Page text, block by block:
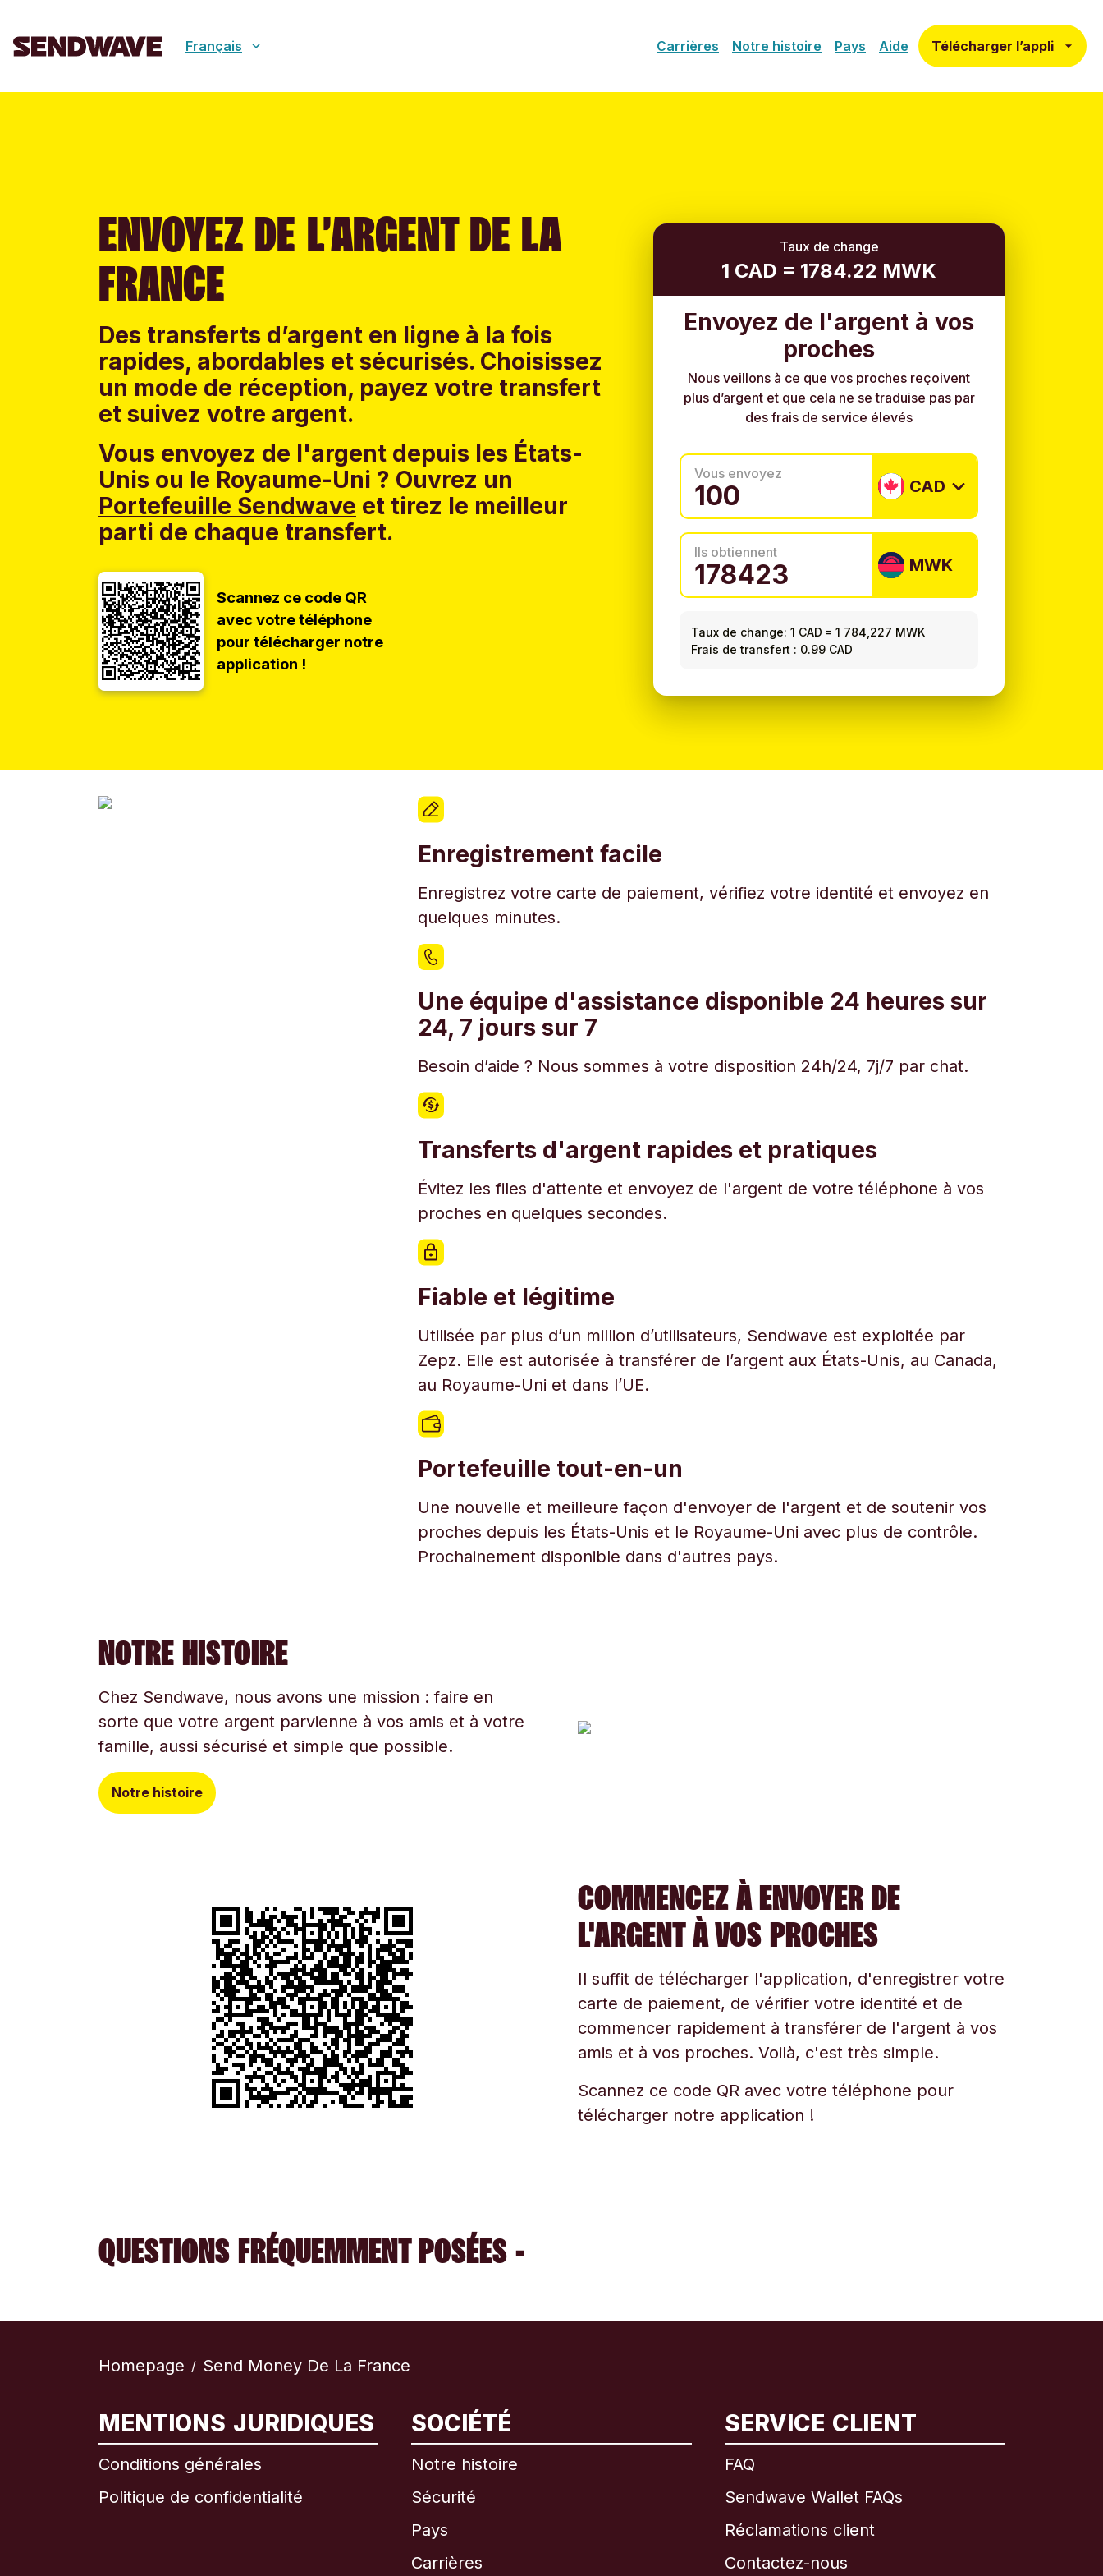
Français Carrières Notre histoire Pays Aide Télécharger l’appli
ENVOYEZ DE L’ARGENT DE LA
FRANCE
Des transferts d’argent en ligne à la fois
rapides, abordables et sécurisés. Choisissez
un mode de réception, payez votre transfert
et suivez votre argent.
Vous envoyez de l'argent depuis les États-
Unis ou le Royaume-Uni ? Ouvrez un
Portefeuille Sendwave et tirez le meilleur
parti de chaque transfert.
Scannez ce code QR
avec votre téléphone
pour télécharger notre
application !
Taux de change
1 CAD = 1784.22 MWK
Envoyez de l'argent à vos
proches
Nous veillons à ce que vos proches reçoivent
plus d’argent et que cela ne se traduise pas par
des frais de service élevés
Vous envoyez
CAD
Ils obtiennent
MWK
Taux de change: 1 CAD =1 784,227 MWK
Frais de transfert : 0.99 CAD
Enregistrement facile
Enregistrez votre carte de paiement, vérifiez votre identité et envoyez en
quelques minutes.
Une équipe d'assistance disponible 24 heures sur
24, 7 jours sur 7
Besoin d’aide ? Nous sommes à votre disposition 24h/24, 7j/7 par chat.
Transferts d'argent rapides et pratiques
Évitez les files d'attente et envoyez de l'argent de votre téléphone à vos
proches en quelques secondes.
Fiable et légitime
Utilisée par plus d’un million d’utilisateurs, Sendwave est exploitée par
Zepz. Elle est autorisée à transférer de l’argent aux États-Unis, au Canada,
au Royaume-Uni et dans l’UE.
Portefeuille tout-en-un
Une nouvelle et meilleure façon d'envoyer de l'argent et de soutenir vos
proches depuis les États-Unis et le Royaume-Uni avec plus de contrôle.
Prochainement disponible dans d'autres pays.
NOTRE HISTOIRE
Chez Sendwave, nous avons une mission : faire en
sorte que votre argent parvienne à vos amis et à votre
famille, aussi sécurisé et simple que possible.
Notre histoire
COMMENCEZ À ENVOYER DE
L'ARGENT À VOS PROCHES
Il suffit de télécharger l'application, d'enregistrer votre
carte de paiement, de vérifier votre identité et de
commencer rapidement à transférer de l'argent à vos
amis et à vos proches. Voilà, c'est très simple.
Scannez ce code QR avec votre téléphone pour
télécharger notre application !
QUESTIONS FRÉQUEMMENT POSÉES -
Homepage / Send Money De La France
MENTIONS JURIDIQUES
Conditions générales
Politique de confidentialité
SOCIÉTÉ
Notre histoire
Sécurité
Pays
Carrières
SERVICE CLIENT
FAQ
Sendwave Wallet FAQs
Réclamations client
Contactez-nous
International
Brésil